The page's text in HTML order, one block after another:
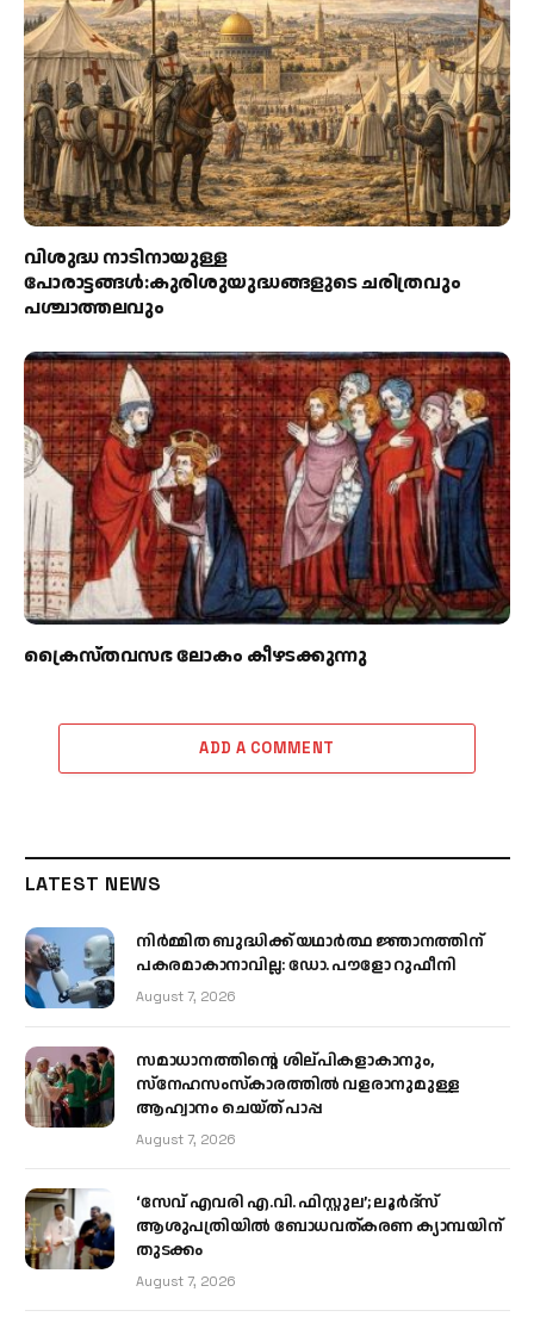
വിശുദ്ധ നാടിനായുള്ള
പോരാട്ടങ്ങള്‍:കുരിശുയുദ്ധങ്ങളുടെ ചരിത്രവും
പശ്ചാത്തലവും
ക്രൈസ്തവസഭ ലോകം കീഴടക്കുന്നു
ADD A COMMENT
LATEST NEWS
നിർമ്മിത ബുദ്ധിക്ക് യഥാർത്ഥ ജ്ഞാനത്തിന്
പകരമാകാനാവില്ല: ഡോ. പൗളോ റുഫീനി
August 7, 2026
സമാധാനത്തിന്റെ ശില്പികളാകാനും,
സ്നേഹസംസ്കാരത്തിൽ വളരാനുമുള്ള
ആഹ്വാനം ചെയ്ത് പാപ്പ
August 7, 2026
‘സേവ് എവരി എ.വി. ഫിസ്റ്റുല’; ലൂർദ്‌സ്
ആശുപത്രിയിൽ ബോധവത്കരണ ക്യാമ്പയിന്
തുടക്കം
August 7, 2026